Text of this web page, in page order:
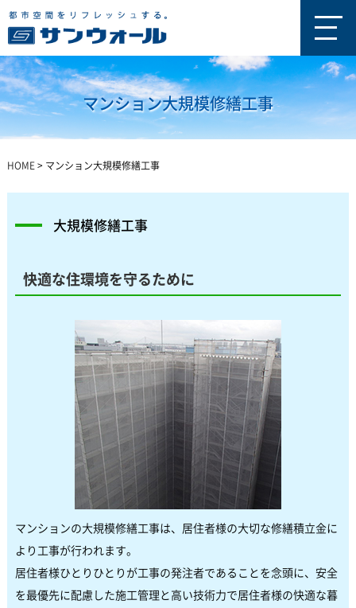
マンション大規模修繕工事
HOME> マンション大規模修繕工事
大規模修繕工事
快適な住環境を守るために
マンションの大規模修繕工事は、居住者様の大切な修繕積立金に
より工事が行われます。
居住者様ひとりひとりが工事の発注者であることを念頭に、安全
を最優先に配慮した施工管理と高い技術力で居住者様の快適な暮